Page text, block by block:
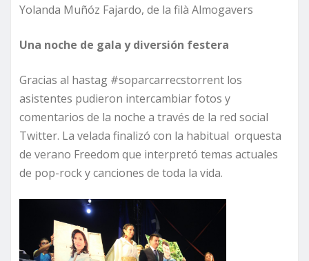
Yolanda Muñóz Fajardo, de la filà Almogavers
Una noche de gala y diversión festera
Gracias al hastag #soparcarrecstorrent los
asistentes pudieron intercambiar fotos y
comentarios de la noche a través de la red social
Twitter. La velada finalizó con la habitual orquesta
de verano Freedom que interpretó temas actuales
de pop-rock y canciones de toda la vida.